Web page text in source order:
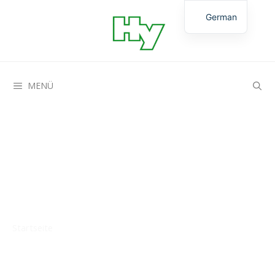
MENÜ
German